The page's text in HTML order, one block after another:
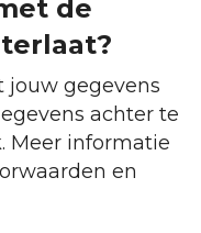
de
jouw gegevens
achter te
Meer informatie
en